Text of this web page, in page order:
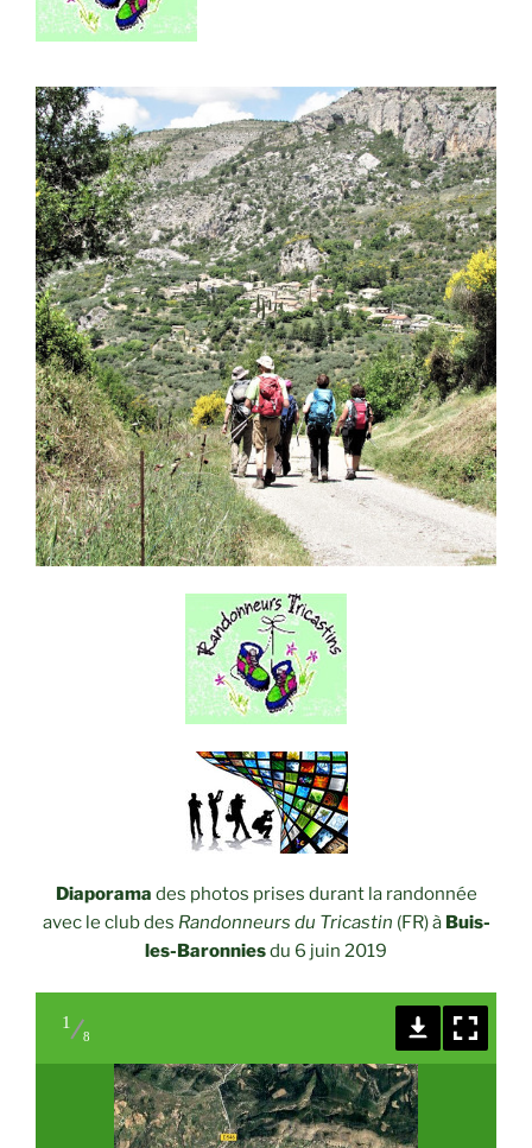
Diaporama des photos prises durant la randonnée
avec le club des Randonneurs du Tricastin (FR) à Buis-
les-Baronniesdu 6 juin 2019
1
8